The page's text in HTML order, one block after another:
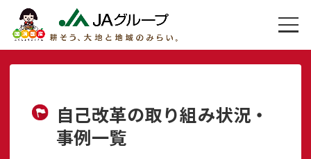
自己改革の取り組み状況・
事例一覧